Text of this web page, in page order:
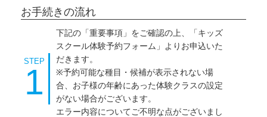
お手続きの流れ
STEP
1
下記の「重要事項」をご確認の上、「キッズ
スクール体験予約フォーム」よりお申込いた
だきます。
※予約可能な種目・候補が表示されない場
合、お子様の年齢にあった体験クラスの設定
がない場合がございます。
エラー内容についてご不明な点がございまし